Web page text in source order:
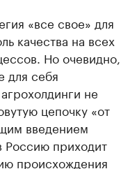
«все свое» для
качества на всех
Но очевидно,
для себя
не
цепочку «от
введением
приходит
происхождения